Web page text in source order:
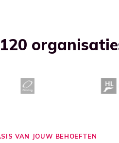
VAN JOUW BEHOEFTEN